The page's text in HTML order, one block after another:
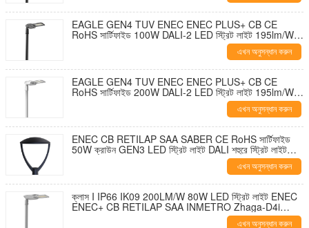
EAGLE GEN4 TUV ENEC ENEC PLUS+ CB CE
RoHS সার্টিফাইড 100W DALI-2 LED স্ট্রিট লাইট 195lm/W 7
PIN NEMA সকেট শর্টিং ক্যাপ এবং 10KV SPD সহ টুল-ফ্রি ওপেনিং
এখন অনুসন্ধান করুন
EAGLE GEN4 TUV ENEC ENEC PLUS+ CB CE
RoHS সার্টিফাইড 200W DALI-2 LED স্ট্রিট লাইট 195lm/W 7
পিন NEMA সকেট শর্টিং ক্যাপ এবং 10KV SPD টুল-মুক্ত খোলার এবং
এখন অনুসন্ধান করুন
ENEC CB RETILAP SAA SABER CE RoHS সার্টিফাইড
50W ক্রাউন GEN3 LED স্ট্রিট লাইট DALI শহুরে স্ট্রিট লাইট
বাগান আলো INMETRO IP66 বহিরঙ্গন সরঞ্জাম মুক্ত খোলার নকশা
এখন অনুসন্ধান করুন
ক্লাস I IP66 IK09 200LM/W 80W LED স্ট্রিট লাইট ENEC
ENEC+ CB RETILAP SAA INMETRO Zhaga-D4i
সার্টিফাইড 10 বছরের ওয়ারেন্টি পাবলিক লাইটিং সেলফ-ক্লিনিং ডিজাইন
এখন অনুসন্ধান করুন